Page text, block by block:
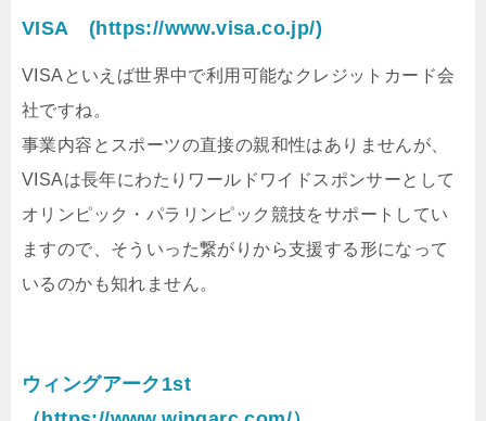
VISA (https://www.visa.co.jp/)
VISAといえば世界中で利用可能なクレジットカード会
社ですね。
事業内容とスポーツの直接の親和性はありませんが、
VISAは長年にわたりワールドワイドスポンサーとして
オリンピック・パラリンピック競技をサポートしてい
ますので、そういった繋がりから支援する形になって
いるのかも知れません。
ウィングアーク1st